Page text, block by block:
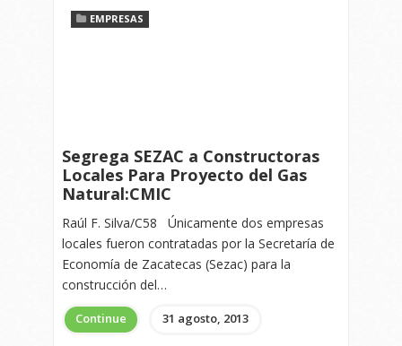
EMPRESAS
Segrega SEZAC a Constructoras
Locales Para Proyecto del Gas
Natural:CMIC
Raúl F. Silva/C58 Únicamente dos empresas
locales fueron contratadas por la Secretaría de
Economía de Zacatecas (Sezac) para la
construcción del…
Continue 31 agosto, 2013